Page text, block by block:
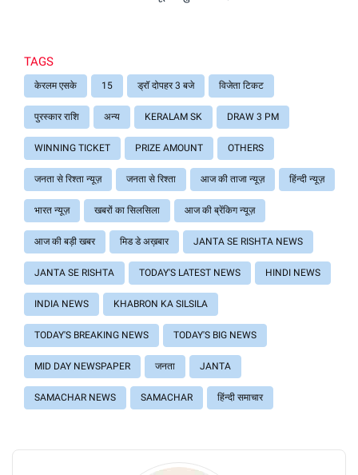
TAGS
केरलम एसके 15 ड्रॉ दोपहर 3 बजे विजेता टिकट
पुरस्कार राशि अन्य KERALAM SK DRAW 3 PM
WINNING TICKET PRIZE AMOUNT OTHERS
जनता से रिश्ता न्यूज़ जनता से रिश्ता आज की ताजा न्यूज़ हिंन्दी न्यूज़
भारत न्यूज़ खबरों का सिलसिला आज की ब्रेंकिग न्यूज़
आज की बड़ी खबर मिड डे अख़बार JANTA SE RISHTA NEWS
JANTA SE RISHTA TODAY'S LATEST NEWS HINDI NEWS
INDIA NEWS KHABRON KA SILSILA
TODAY'S BREAKING NEWS TODAY'S BIG NEWS
MID DAY NEWSPAPER जनता JANTA
SAMACHAR NEWS SAMACHAR हिंन्दी समाचार